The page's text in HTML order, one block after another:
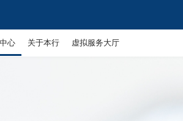
心 关于本行 虚拟服务大厅